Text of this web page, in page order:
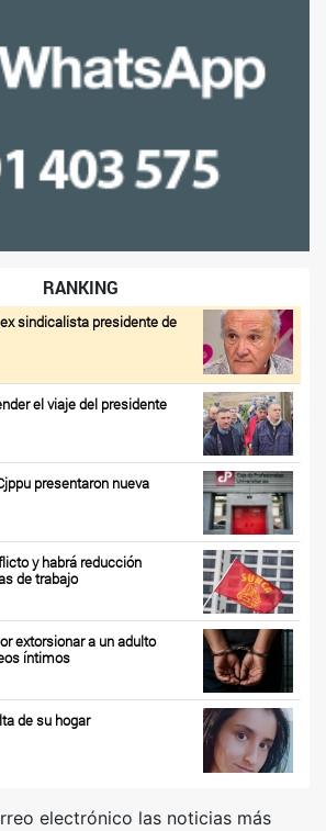
RANKING
sindicalista presidente de
el viaje del presidente
presentaron nueva
y habrá reducción
de trabajo
extorsionar a un adulto
íntimos
de su hogar
electrónico las noticias más